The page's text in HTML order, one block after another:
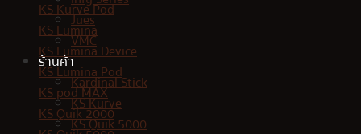
Jues
VMC
ร้านค้า
Kardinal Stick
KS Kurve
KS Quik 5000
KS Kurve Pod
KS Lumina
KS Lumina Device
KS Lumina Pod
KS pod MAX
KS Quik 2000